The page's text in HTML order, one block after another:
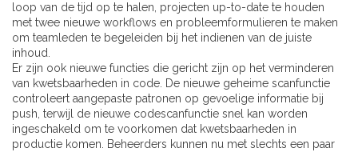
loop van de tijd op te halen, projecten up-to-date te houden
met twee nieuwe workflows en probleemformulieren te maken
om teamleden te begeleiden bij het indienen van de juiste
inhoud.
Er zijn ook nieuwe functies die gericht zijn op het verminderen
van kwetsbaarheden in code. De nieuwe geheime scanfunctie
controleert aangepaste patronen op gevoelige informatie bij
push, terwijl de nieuwe codescanfunctie snel kan worden
ingeschakeld om te voorkomen dat kwetsbaarheden in
productie komen. Beheerders kunnen nu met slechts een paar